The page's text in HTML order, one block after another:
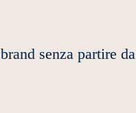
senza partire da